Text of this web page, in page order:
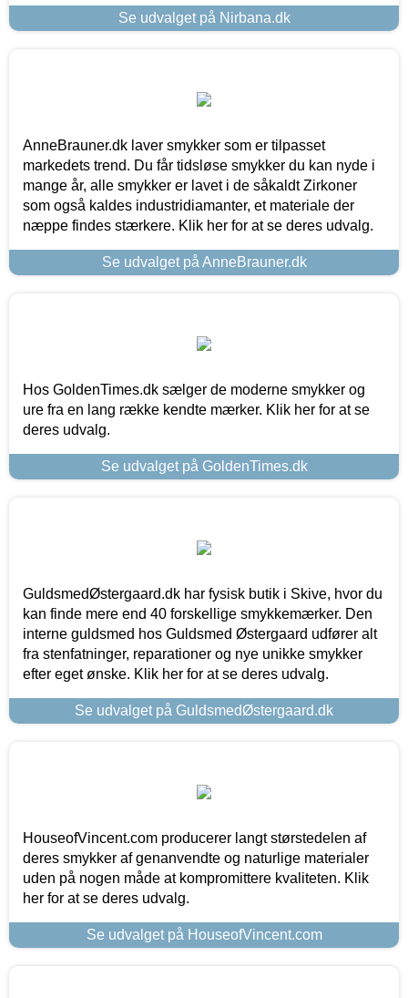
Se udvalget på Nirbana.dk
AnneBrauner.dk laver smykker som er tilpasset
markedets trend. Du får tidsløse smykker du kan nyde i
mange år, alle smykker er lavet i de såkaldt Zirkoner
som også kaldes industridiamanter, et materiale der
næppe findes stærkere. Klik her for at se deres udvalg.
Se udvalget på AnneBrauner.dk
Hos GoldenTimes.dk sælger de moderne smykker og
ure fra en lang række kendte mærker. Klik her for at se
deres udvalg.
Se udvalget på GoldenTimes.dk
GuldsmedØstergaard.dk har fysisk butik i Skive, hvor du
kan finde mere end 40 forskellige smykkemærker. Den
interne guldsmed hos Guldsmed Østergaard udfører alt
fra stenfatninger, reparationer og nye unikke smykker
efter eget ønske. Klik her for at se deres udvalg.
Se udvalget på GuldsmedØstergaard.dk
HouseofVincent.com producerer langt størstedelen af
deres smykker af genanvendte og naturlige materialer
uden på nogen måde at kompromittere kvaliteten. Klik
her for at se deres udvalg.
Se udvalget på HouseofVincent.com